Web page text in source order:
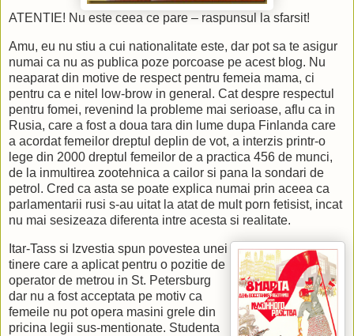
ATENTIE! Nu este ceea ce pare – raspunsul la sfarsit!
Amu, eu nu stiu a cui nationalitate este, dar pot sa te asigur
numai ca nu as publica poze porcoase pe acest blog. Nu
neaparat din motive de respect pentru femeia mama, ci
pentru ca e nitel low-brow in general. Cat despre respectul
pentru fomei, revenind la probleme mai serioase, aflu ca in
Rusia, care a fost a doua tara din lume dupa Finlanda care
a acordat femeilor dreptul deplin de vot, a interzis printr-o
lege din 2000 dreptul femeilor de a practica 456 de munci,
de la inmultirea zootehnica a cailor si pana la sondari de
petrol. Cred ca asta se poate explica numai prin aceea ca
parlamentarii rusi s-au uitat la atat de mult porn fetisist, incat
nu mai sesizeaza diferenta intre acesta si realitate.
Itar-Tass si Izvestia spun povestea unei
tinere care a aplicat pentru o pozitie de
operator de metrou in St. Petersburg
dar nu a fost acceptata pe motiv ca
femeile nu pot opera masini grele din
pricina legii sus-mentionate. Studenta